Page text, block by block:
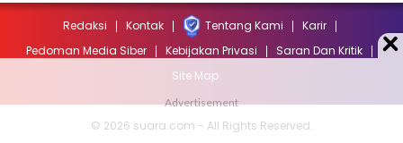
Redaksi Kontak Tentang Kami
Karir
Pedoman Media Siber
Kebijakan Privasi
Saran Dan Kritik
Site Map
© 2026 suara.com - All Rights Reserved.